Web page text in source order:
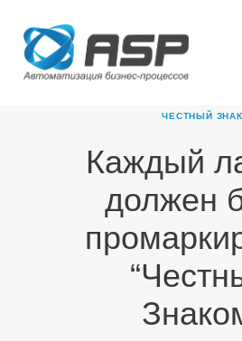
ЧЕСТНЫЙ ЗНАК
Каждый
должен
ГЛАВНАЯ
О КОМПАНИИ
НОВОСТИ
КАРЬЕРА
ПАРТНЕРЫ
КОНТАКТЫ